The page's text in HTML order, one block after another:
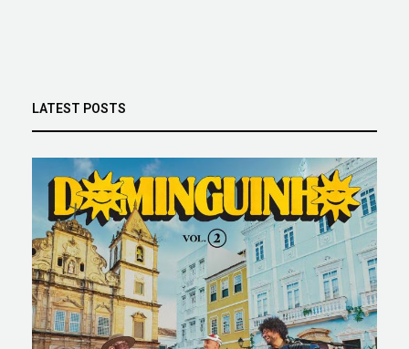
LATEST POSTS